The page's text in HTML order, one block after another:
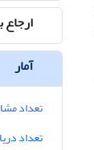
ارجاع
آمار
تعداد
تعداد